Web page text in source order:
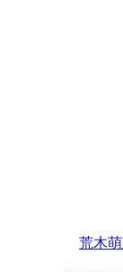
荒木